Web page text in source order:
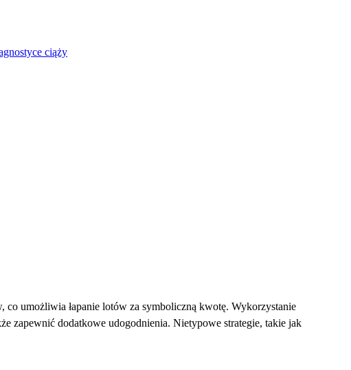
ciąży
umożliwia łapanie lotów za symboliczną kwotę. Wykorzystanie
zapewnić dodatkowe udogodnienia. Nietypowe strategie, takie jak